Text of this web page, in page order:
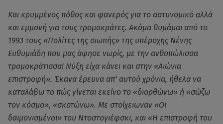
Και κρυμμένος πόθος και φανερός για το αστυνομικό αλλά
και εμμονή για τους τρομοκράτες. Ακόμα θυμάμαι από το
1993 τους «Πολίτες της σιωπής» της υπέροχης Νένης
Ευθυμιάδη που μας άφησε νωρίς, με την ανθοπώλισσα
τρομοκράτισσα! Νύξη είχα κάνει και στην «Αιώνια
επιστροφή». Έκανα έρευνα απ’ αυτού χρόνια, ήθελα να
καταλάβω το πώς γίνεται εκείνο το «διορθώνω» ή «σώζω
τον κόσμο», «σκοτώνω». Με στοίχειωναν «Οι
δαιμονισμένοι» του Ντοστογιέφσκι, και «Η επιστροφή του